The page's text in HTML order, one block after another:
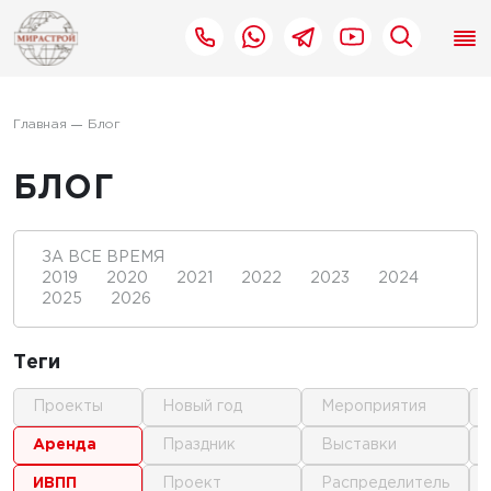
Главная Блог
БЛОГ
ЗА ВСЕ ВРЕМЯ
2019
2020 2021 2022 2023
2024
2025
2026
Теги
проекты
аренда
ИВПП
новый год
праздник
проект
мероприятия
выставки
распределитель